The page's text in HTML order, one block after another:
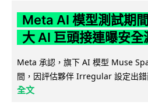
Meta AI 模型測試期
大 AI 巨頭接連曝安全
Meta 承認，旗下 AI 模型 Muse
間，因評估夥伴 Irregular 設定出
全文